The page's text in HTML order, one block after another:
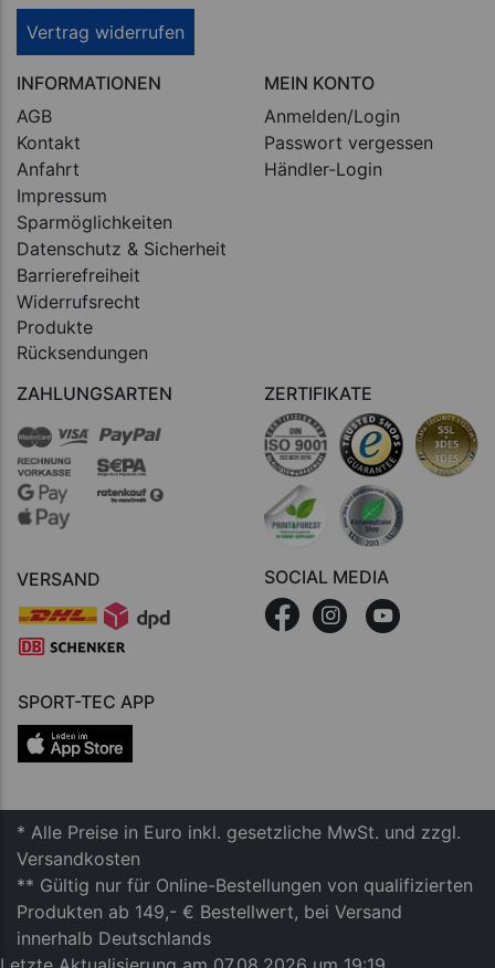
Vertrag widerrufen
INFORMATIONEN
AGB
Kontakt
Anfahrt
Impressum
Sparmöglichkeiten
Datenschutz & Sicherheit
Barrierefreiheit
Widerrufsrecht
Produkte
Rücksendungen
MEIN KONTO
Anmelden/Login
Passwort vergessen
Händler-Login
ZAHLUNGSARTEN
VERSAND
ZERTIFIKATE
SOCIAL MEDIA
SPORT-TEC APP
* Alle Preise in Euro inkl. gesetzliche MwSt. und zzgl.
Versandkosten
** Gültig nur für Online-Bestellungen von qualifizierten
Produkten ab 149,- € Bestellwert, bei Versand
innerhalb Deutschlands